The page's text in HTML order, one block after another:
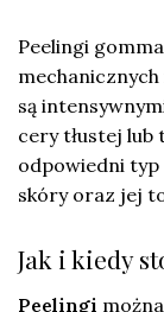
Peelingi
są
cery tłustej
odpowiedni
skóry oraz jej
Jak i kiedy
Peelingi